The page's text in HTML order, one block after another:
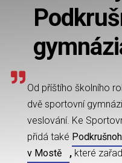
Od příštího školního
dvě sportovní
veslování. Ke
přidá také
v Mostě
, které